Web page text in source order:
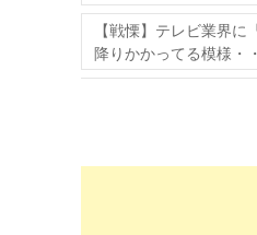
【戦慄】テレビ業界
降りかかってる模様・